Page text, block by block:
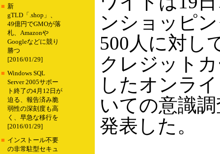
■ 新
gTLD「.shop」、
49億円でGMOが落
札、Amazonや
Googleなどに競り
勝つ
[2016/01/29]
■ Windows SQL
Server 2005サポー
ト終了の4月12日が
迫る、報告済み脆
弱性の深刻度も高
く、早急な移行を
[2016/01/29]
■ インストール不要
の非常駐型セキュ
ンショッピ
500人に対し
クレジット
したオンラ
いての意識
発表した。